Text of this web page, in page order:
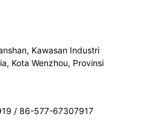
Kawasan Industri
Kota Wenzhou, Provinsi
/ 86-577-67307917